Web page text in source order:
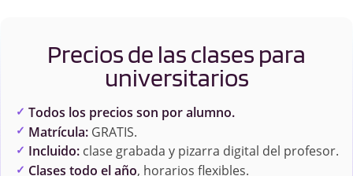
Precios de las clases para
universitarios
Todos los precios son por alumno.
Matrícula:GRATIS.
Incluido:clase grabada y pizarra digital del profesor.
Clases todo el año, horarios flexibles.